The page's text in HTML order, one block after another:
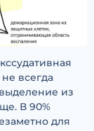
всегда
из
В 90%
для